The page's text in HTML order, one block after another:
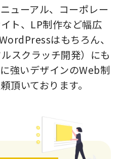
ューアル、コーポレー
ト、LP制作など幅広
はもちろん、
スクラッチ開発）にも
強いデザインのWeb制
頂いております。